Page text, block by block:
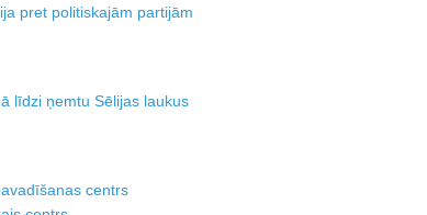
pret politiskajām partijām
līdzi ņemtu Sēlijas laukus
centrs